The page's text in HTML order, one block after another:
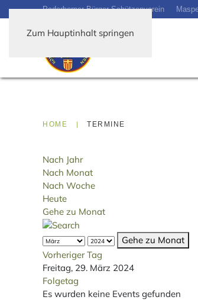
Zum Hauptinhalt springen
Paderborner-Bürger-Schützenverein
HOME TERMINE
Nach Jahr
Nach Monat
Nach Woche
Heute
Gehe zu Monat
Gehe zu Monat
Vorheriger Tag
Freitag, 29. März 2024
Folgetag
Es wurden keine Events gefunden